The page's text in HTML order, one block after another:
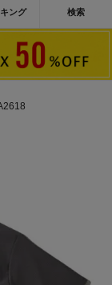
ング 検索